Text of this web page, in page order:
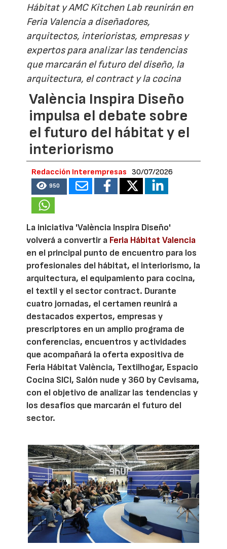
Hábitat y AMC Kitchen Lab reunirán en
Feria Valencia a diseñadores,
arquitectos, interioristas, empresas y
expertos para analizar las tendencias
que marcarán el futuro del diseño, la
arquitectura, el contract y la cocina
València Inspira Diseño
impulsa el debate sobre
el futuro del hábitat y el
interiorismo
Redacción Interempresas 30/07/2026
950
La iniciativa 'València Inspira Diseño'
volverá a convertir a Feria Hábitat Valencia
en el principal punto de encuentro para los
profesionales del hábitat, el interiorismo, la
arquitectura, el equipamiento para cocina,
el textil y el sector contract. Durante
cuatro jornadas, el certamen reunirá a
destacados expertos, empresas y
prescriptores en un amplio programa de
conferencias, encuentros y actividades
que acompañará la oferta expositiva de
Feria Hábitat València, Textilhogar, Espacio
Cocina SICI, Salón nude y 360 by Cevisama,
con el objetivo de analizar las tendencias y
los desafíos que marcarán el futuro del
sector.